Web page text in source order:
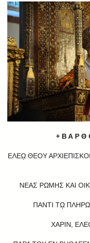
+ Β Α Ρ Θ
ΕΛΕῼ ΘΕΟΥ
ΝΕΑΣ ΡΩΜΗΣ ΚΑΙ
ΠΑΝΤΙ Τῼ
ΧΑΡΙΝ,